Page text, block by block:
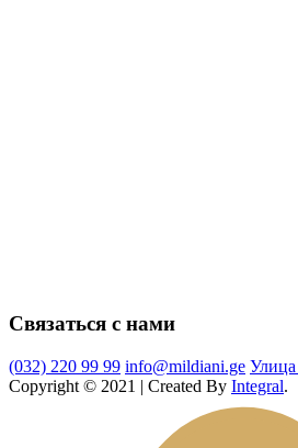
Связаться с нами
(032) 220 99 99 info@mildiani.ge Улица
Copyright © 2021 | Created By Integral.